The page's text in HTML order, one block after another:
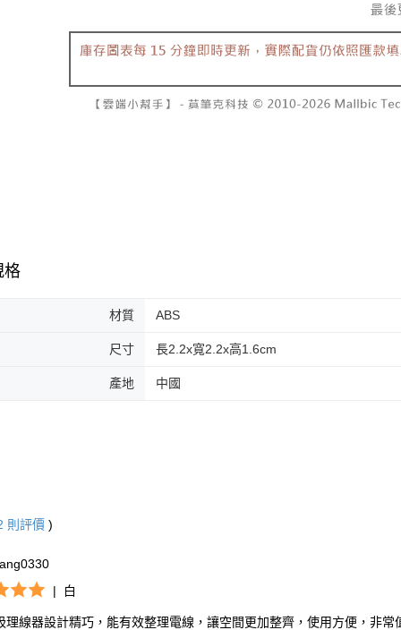
格
材質 ABS
尺寸 長2.2x寬2.2x高1.6cm
產地 中國
則評價 )
|
白
理線器設計精巧，能有效整理電線，讓空間更加整齊，使用方便，非常